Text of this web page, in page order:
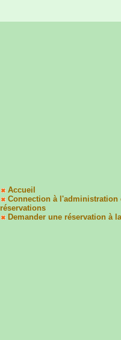
Accueil
Connection à l'administration
réservations
Demander une réservation à